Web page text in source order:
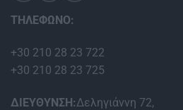
ΤΗΛΕΦΩΝΟ:
+30 210 28 23 722
+30 210 28 23 725
ΔΙΕΥΘΥΝΣΗ:Δεληγιάννη 72,